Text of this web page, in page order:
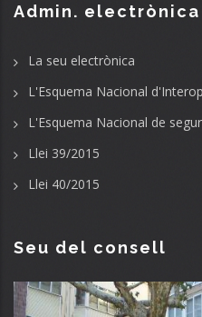
Admin. electrònica
La seu electrònica
L'Esquema Nacional
L'Esquema Nacional de
Llei 39/2015
Llei 40/2015
Seu del consell